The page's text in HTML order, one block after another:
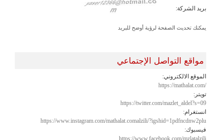
بريد الشركة:
يمكنك تحديث الصفحة لرؤية أوضح للبريد
مواقع التواصل الإجتماعي
الموقع الالكتروني:
https://mathalat.com/
تويتر:
https://twitter.com/mazlet_aldel?s=09
انستغرام:
https://www.instagram.com/mathalat.comalzili/?igshid=1pdfncdnw2plu
فيسبوك:
https://www.facebook.com/mzlatalzili